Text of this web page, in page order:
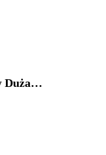
Duża…